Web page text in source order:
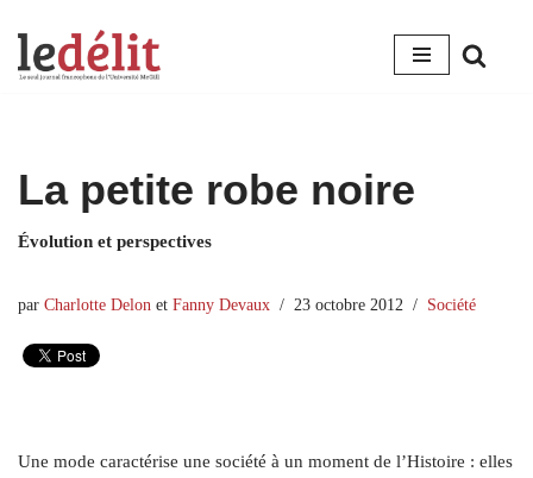
Aller
La petite robe noire
Évolution et perspectives
par Charlotte Delon et Fanny Devaux 23 octobre 2012 Société
Une mode caractérise une société à un moment de l’Histoire : elles